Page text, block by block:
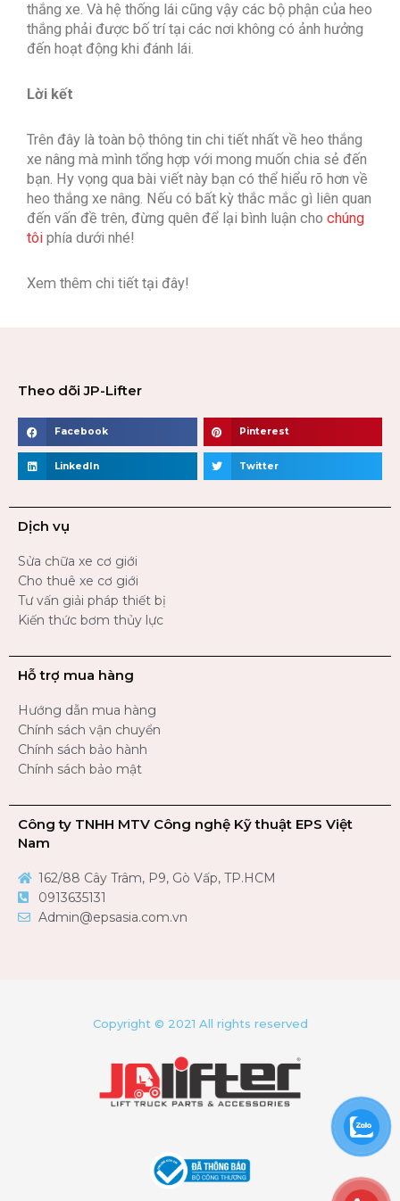
thắng xe. Và hệ thống lái cũng vậy các bộ phận của heo
thắng phải được bố trí tại các nơi không có ảnh hưởng
đến hoạt động khi đánh lái.
Lời kết
Trên đây là toàn bộ thông tin chi tiết nhất về heo thắng
xe nâng mà mình tổng hợp với mong muốn chia sẻ đến
bạn. Hy vọng qua bài viết này bạn có thể hiểu rõ hơn về
heo thắng xe nâng. Nếu có bất kỳ thắc mắc gì liên quan
đến vấn đề trên, đừng quên để lại bình luận cho chúng
tôi phía dưới nhé!
Xem thêm chi tiết tại đây!
Công ty TNHH MTV Công nghệ Kỹ thuật EPS Việt
Nam
162/88 Cây Trâm, P9, Gò Vấp, TP.HCM
0913635131
Admin@epsasia.com.vn
Hỗ trợ mua hàng
Hướng dẫn mua hàng
Chính sách vận chuyển
Chính sách bảo hành
Chính sách bảo mật
Dịch vụ
Sửa chữa xe cơ giới
Cho thuê xe cơ giới
Tư vấn giải pháp thiết bị
Kiến thức bơm thủy lực
Theo dõi JP-Lifter
Facebook Pinterest
LinkedIn Twitter
Copyright © 2021 All rights reserved